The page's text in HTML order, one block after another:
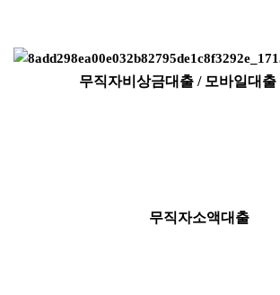
무직자비상금대출 / 모바일대출
무직자소액대출